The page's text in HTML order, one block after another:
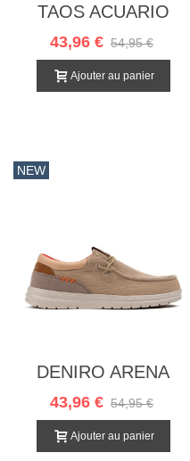
TAOS ACUARIO
43,96 € 54,95 €
Ajouter au panier
NEW
DENIRO ARENA
43,96 € 54,95 €
Ajouter au panier